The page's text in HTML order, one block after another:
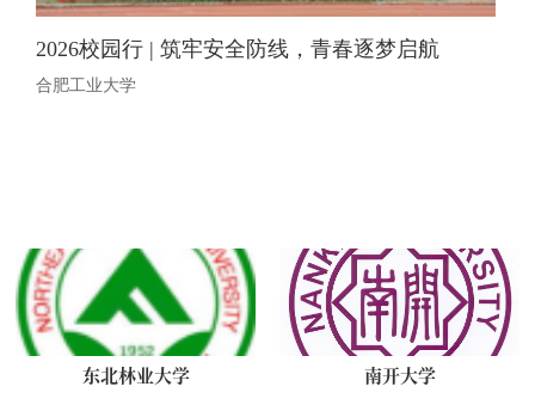
2026校园行 | 筑牢安全防线，青春逐梦启航
合肥工业大学
东北林业大学 南开大学